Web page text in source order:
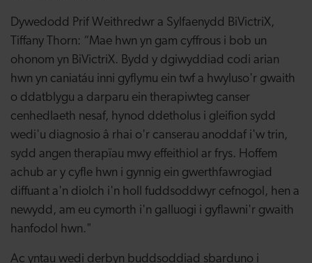
Dywedodd Prif Weithredwr a Sylfaenydd BiVictriX,
Tiffany Thorn: “Mae hwn yn gam cyffrous i bob un
ohonom yn BiVictriX. Bydd y dgiwyddiad codi arian
hwn yn caniatáu inni gyflymu ein twf a hwyluso'r gwaith
o ddatblygu a darparu ein therapiwteg canser
cenhedlaeth nesaf, hynod ddetholus i gleifion sydd
wedi'u diagnosio â rhai o'r canserau anoddaf i'w trin,
sydd angen therapïau mwy effeithiol ar frys. Hoffem
achub ar y cyfle hwn i gynnig ein gwerthfawrogiad
diffuant a'n diolch i'n holl fuddsoddwyr cefnogol, hen a
newydd, am eu cymorth i'n galluogi i gyflawni'r gwaith
hanfodol hwn."
Ac yntau wedi derbyn buddsoddiad sbarduno i